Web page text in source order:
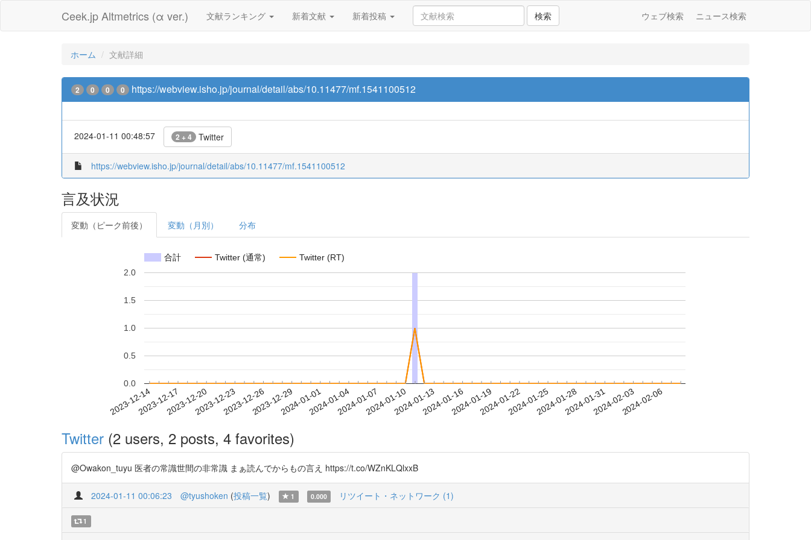
Ceek.jp Altmetrics (α ver.) 文献ランキング 新着文献 新着投稿 検索 ウェブ検索 ニュース検索
ホーム 文献詳細
2 0 0 0 https://webview.isho.jp/journal/detail/abs/10.11477/mf.1541100512
2024-01-11 00:48:57 2 + 4 Twitter
https://webview.isho.jp/journal/detail/abs/10.11477/mf.1541100512
言及状況
変動（ピーク前後） 変動（月別） 分布
合計 Twitter (通常) Twitter (RT)
2023-12-142023-12-172023-12-202023-12-232023-12-262023-12-292024-01-012024-01-042024-01-072024-01-102024-01-132024-01-162024-01-192024-01-222024-01-252024-01-282024-01-312024-02-032024-02-06
0.0
0.5
1.0
1.5
2.0
Twitter (2 users, 2 posts, 4 favorites)
@Owakon_tuyu 医者の常識世間の非常識 まぁ読んでからもの言え https://t.co/WZnKLQlxxB
2024-01-11 00:06:23 @tyushoken (投稿一覧) 1 0.000 リツイート・ネットワーク (1)
1